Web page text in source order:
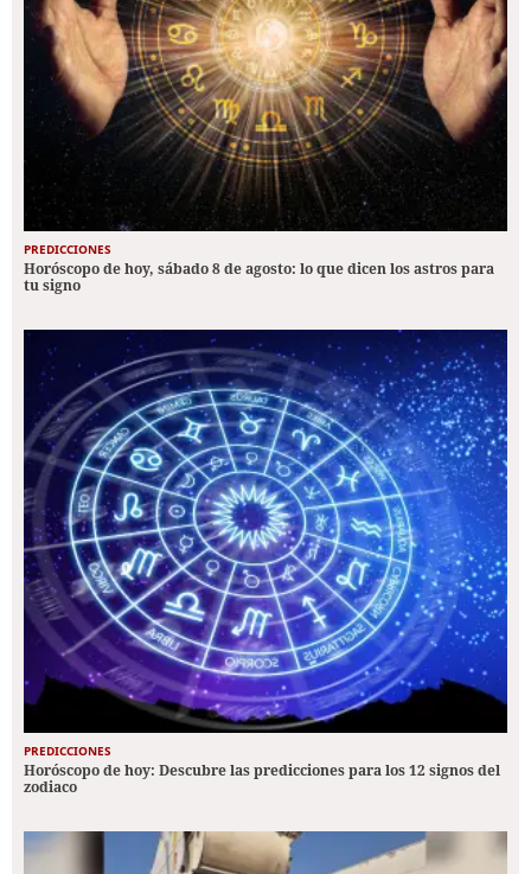
PREDICCIONES
Horóscopo de hoy, sábado 8 de agosto: lo que dicen los astros para
tu signo
PREDICCIONES
Horóscopo de hoy: Descubre las predicciones para los 12 signos del
zodiaco